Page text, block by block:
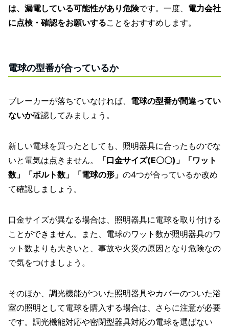
は、漏電している可能性があり危険です。一度、 電力会社
に点検・確認をお願いすることをおすすめします。
電球の型番が合っているか
ブレーカーが落ちていなければ、 電球の型番が間違ってい
ないか確認してみましょう。
新しい電球を買ったとしても、照明器具に合ったものでな
いと電気は点きません。
「口金サイズ(E〇〇)」「ワット
数」「ボルト数」「電球の形」 の4つが合っているか改め
て確認しましょう。
口金サイズが異なる場合は、照明器具に電球を取り付ける
ことができません。また、電球のワット数が照明器具のワ
ット数よりも大きいと、事故や火災の原因となり危険なの
で気をつけましょう。
そのほか、調光機能がついた照明器具やカバーのついた浴
室の照明として電球を購入する場合は、さらに注意が必要
です。調光機能対応や密閉型器具対応の電球を選ばない